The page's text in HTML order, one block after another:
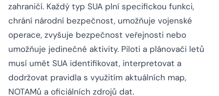
zahraničí. Každý typ SUA plní specifickou funkci,
chrání národní bezpečnost, umožňuje vojenské
operace, zvyšuje bezpečnost veřejnosti nebo
umožňuje jedinečné aktivity. Piloti a plánovači letů
musí umět SUA identifikovat, interpretovat a
dodržovat pravidla s využitím aktuálních map,
NOTAMů a oficiálních zdrojů dat.